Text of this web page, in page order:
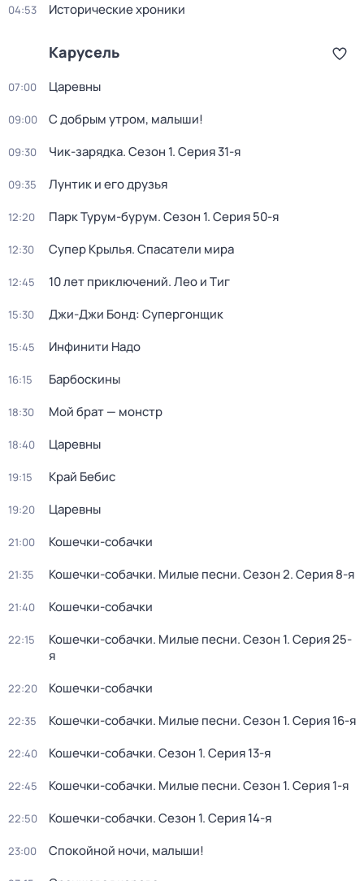
04:53 Исторические хроники
Карусель
07:00 Царевны
09:00 С добрым утром, малыши!
09:30 Чик-зарядка. Сезон 1. Серия 31-я
09:35 Лунтик и его друзья
12:20 Парк Турум-бурум. Сезон 1. Серия 50-я
12:30 Супер Крылья. Спасатели мира
12:45 10 лет приключений. Лео и Тиг
15:30 Джи-Джи Бонд: Супергонщик
15:45 Инфинити Надо
16:15 Барбоскины
18:30 Мой брат — монстр
18:40 Царевны
19:15 Край Бебис
19:20 Царевны
21:00 Кошечки-собачки
21:35 Кошечки-собачки. Милые песни. Сезон 2. Серия 8-я
21:40 Кошечки-собачки
22:15 Кошечки-собачки. Милые песни. Сезон 1. Серия 25-
я
22:20 Кошечки-собачки
22:35 Кошечки-собачки. Милые песни. Сезон 1. Серия 16-я
22:40 Кошечки-собачки. Сезон 1. Серия 13-я
22:45 Кошечки-собачки. Милые песни. Сезон 1. Серия 1-я
22:50 Кошечки-собачки. Сезон 1. Серия 14-я
23:00 Спокойной ночи, малыши!